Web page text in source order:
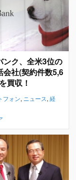
ンク、全米3位の
会社(契約件数5,6
買収！
フォン, ニュース, 経